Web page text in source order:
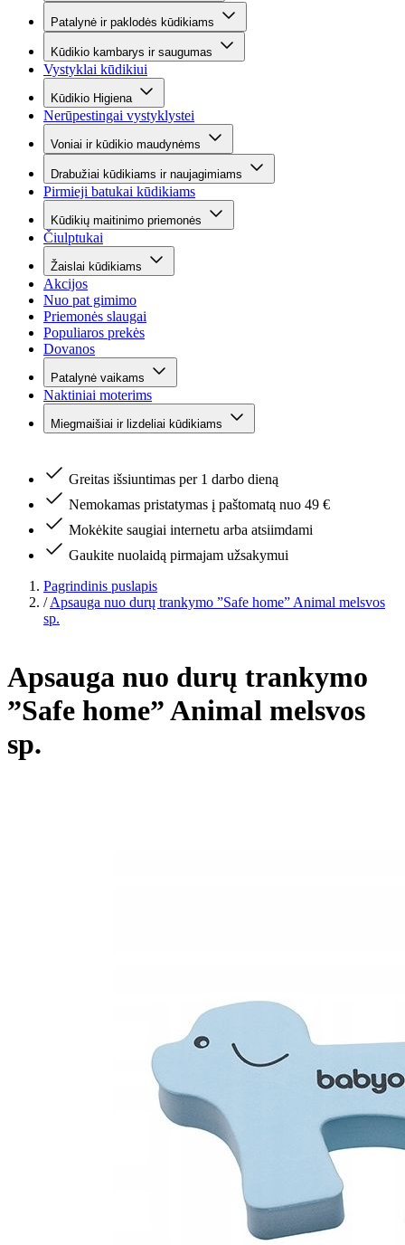
Patalynė ir paklodės kūdikiams
Kūdikio kambarys ir saugumas
Vystyklai kūdikiui
Kūdikio Higiena
Nerūpestingai vystyklystei
Voniai ir kūdikio maudynėms
Drabužiai kūdikiams ir naujagimiams
Pirmieji batukai kūdikiams
Kūdikių maitinimo priemonės
Čiulptukai
Žaislai kūdikiams
Akcijos
Nuo pat gimimo
Priemonės slaugai
Populiaros prekės
Dovanos
Patalynė vaikams
Naktiniai moterims
Miegmaišiai ir lizdeliai kūdikiams
Greitas išsiuntimas per 1 darbo dieną
Nemokamas pristatymas į paštomatą nuo 49 €
Mokėkite saugiai internetu arba atsiimdami
Gaukite nuolaidą pirmajam užsakymui
Pagrindinis puslapis
/ Apsauga nuo durų trankymo ”Safe home” Animal melsvos
sp.
Apsauga nuo durų trankymo
”Safe home” Animal melsvos
sp.